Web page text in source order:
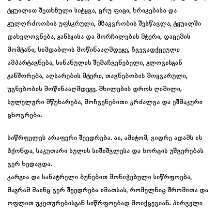
ტყუილით შეთხზული სიტყვა, ცრუ ფიცი, ხრიკებისა და
გულღრძოობის უფსკრული, მზაკვრობის შესწავლა, ტყუილში
დახელოვნება, განსჯისა და მორჩილების მტერი, დაცემის
მომტანი, სიმდაბლის მოწინააღმდეგე, ჩვევადქცეული
ამპარტავნება, სინანულის შემაჩვენებელი, გლოვისგან
განშორება, აღსარების მტერი, თავნებობის მოყვარული,
უვნებობის მოწინააღმდეგე, მხილების დროს ღიმილი,
სულელური მწუხარება, მოჩვენებითი კრძალვა და ეშმაკური
ცხოვრება.
სიწრფელეს არაფერი შეედრება. აი, ამიტომ, ვიდრე ადამს ის
ჰქონდა, საკუთარი სულის სიშიშვლესა და ხორცის უშვერებას
ვერ ხედავდა.
კარგია და სანატრელი ბუნებით მონიჭებული სიწრფოება,
მაგრამ მაინც ვერ შეედრება იმათსას, რომელნიც შრომითა და
ოფლით უკეთურებისგან სიწრფოებად მოიქცევიან. პირველი